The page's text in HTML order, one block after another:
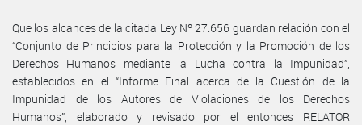
Que los alcances de la citada Ley Nº 27.656 guardan relación con el
“Conjunto de Principios para la Protección y la Promoción de los
Derechos Humanos mediante la Lucha contra la Impunidad”,
establecidos en el “Informe Final acerca de la Cuestión de la
Impunidad de los Autores de Violaciones de los Derechos
Humanos”, elaborado y revisado por el entonces RELATOR